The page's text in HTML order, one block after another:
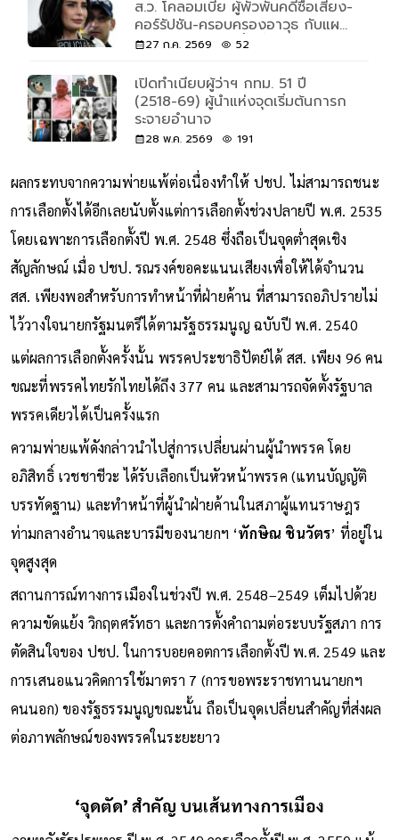
อาอิดา เมร์ลาโน เรโบเยโด : อดีต
ส.ว. โคลอมเบีย ผู้พัวพันคดีซื้อเสียง-
คอร์รัปชัน-ครอบครองอาวุธ กับแผน
ต้องทึ่ง
เปิดทำเนียบผู้ว่าฯ กทม. 51 ปี
(2518-69) ผู้นำแห่งจุดเริ่มต้นการก
ระจายอำนาจ
ผลกระทบจากความพ่ายแพ้ต่อเนื่องทำให้ ปชป. ไม่สามารถชนะ
การเลือกตั้งได้อีกเลยนับตั้งแต่การเลือกตั้งช่วงปลายปี พ.ศ. 2535
โดยเฉพาะการเลือกตั้งปี พ.ศ. 2548 ซึ่งถือเป็นจุดต่ำสุดเชิง
สัญลักษณ์ เมื่อ ปชป. รณรงค์ขอคะแนนเสียงเพื่อให้ได้จำนวน
สส. เพียงพอสำหรับการทำหน้าที่ฝ่ายค้าน ที่สามารถอภิปรายไม่
ไว้วางใจนายกรัฐมนตรีได้ตามรัฐธรรมนูญ ฉบับปี พ.ศ. 2540
แต่ผลการเลือกตั้งครั้งนั้น พรรคประชาธิปัตย์ได้ สส. เพียง 96 คน
ขณะที่พรรคไทยรักไทยได้ถึง 377 คน และสามารถจัดตั้งรัฐบาล
พรรคเดียวได้เป็นครั้งแรก
ความพ่ายแพ้ดังกล่าวนำไปสู่การเปลี่ยนผ่านผู้นำพรรค โดย
อภิสิทธิ์ เวชชาชีวะ ได้รับเลือกเป็นหัวหน้าพรรค (แทนบัญญัติ
บรรทัดฐาน) และทำหน้าที่ผู้นำฝ่ายค้านในสภาผู้แทนราษฎร
ท่ามกลางอำนาจและบารมีของนายกฯ ‘
สถานการณ์ทางการเมืองในช่วงปี พ.ศ. 2548–2549 เต็มไปด้วย
ความขัดแย้ง วิกฤตศรัทธา และการตั้งคำถามต่อระบบรัฐสภา การ
ตัดสินใจของ ปชป. ในการบอยคอตการเลือกตั้งปี พ.ศ. 2549 และ
การเสนอแนวคิดการใช้มาตรา 7 (การขอพระราชทานนายกฯ
คนนอก) ของรัฐธรรมนูญขณะนั้น ถือเป็นจุดเปลี่ยนสำคัญที่ส่งผล
‘จุดตัด’ สำคัญ บนเส้นทางการเมือง